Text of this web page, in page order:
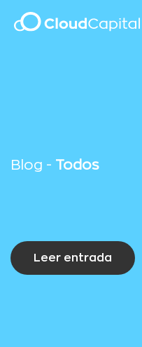
Blog - Todos
Leer entrada